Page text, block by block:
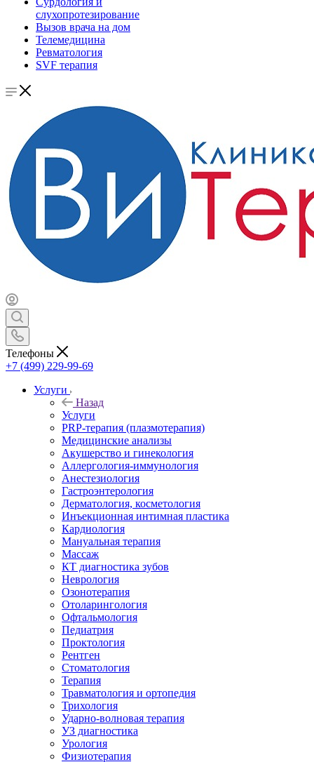
слухопротезирование
Вызов врача на дом
Телемедицина
Ревматология
SVF терапия
Телефоны
+7 (499) 229-99-69
Услуги
Назад
Услуги
PRP-терапия (плазмотерапия)
Медицинские анализы
Акушерство и гинекология
Аллергология-иммунология
Анестезиология
Гастроэнтерология
Дерматология, косметология
Инъекционная интимная пластика
Кардиология
Мануальная терапия
Массаж
КТ диагностика зубов
Неврология
Озонотерапия
Отоларингология
Офтальмология
Педиатрия
Проктология
Рентген
Стоматология
Терапия
Травматология и ортопедия
Трихология
Ударно-волновая терапия
УЗ диагностика
Урология
Физиотерапия